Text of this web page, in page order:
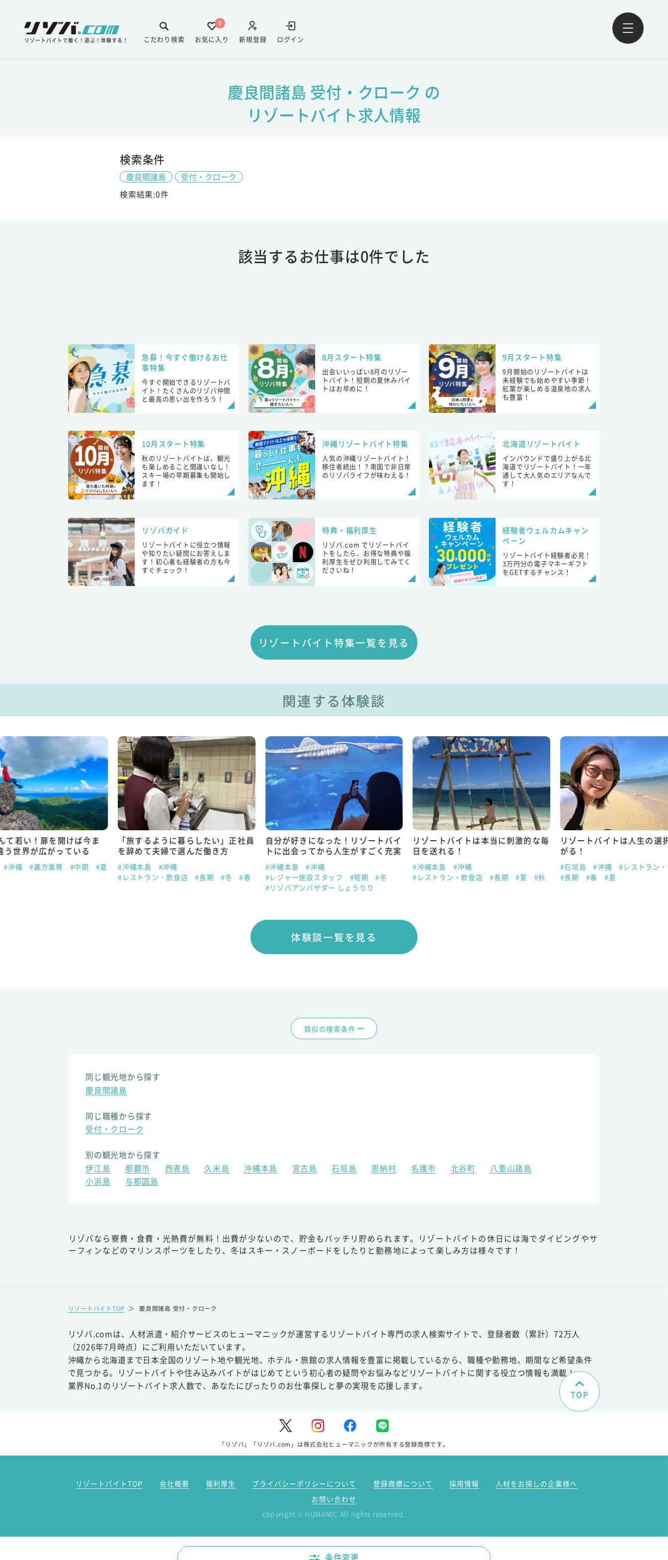
リゾートバイトで働く！遊ぶ！体験する！ ログイン
新規登録
0
お気に入り
こだわり検索
慶良間諸島 受付・クローク の
リゾートバイト求人情報
検索条件
慶良間諸島
受付・クローク
検索結果:0件
該当するお仕事は0件でした
急募！今すぐ働けるお仕
事特集
今すぐ開始できるリゾートバ
イト！たくさんのリゾバ仲間
と最高の思い出を作ろう！
8月スタート特集
出会いいっぱい8月のリゾー
トバイト！短期の夏休みバイ
トはお早めに！
9月スタート特集
9月開始のリゾートバイトは
未経験でも始めやすい季節！
紅葉が楽しめる温泉地の求人
も豊富！
10月スタート特集
秋のリゾートバイトは、観光
も楽しめること間違いなし！
スキー場の早期募集も開始し
ます！
沖縄リゾートバイト特集
人気の沖縄リゾートバイト！
移住者続出！？南国で非日常
のリゾバライフが味わえる！
北海道リゾートバイト
インバウンドで盛り上がる北
海道でリゾートバイト！一年
通して大人気のエリアなんで
す！
リゾバガイド
リゾートバイトに役立つ情報
や知りたい疑問にお答えしま
す！初心者も経験者の方も今
すぐチェック！
特典・福利厚生
リゾバ.com でリゾートバイ
トをしたら、お得な特典や福
利厚生をぜひ利用してみてく
ださいね！
経験者ウェルカムキャン
ペーン
リゾートバイト経験者必見！
3万円分の電子マネーギフト
をGETするチャンス！
リゾートバイト特集一覧を見る
関連する体験談
て若い！扉を開けば今ま
う世界が広がっている
#沖縄 #裏方業務 #中期 #夏
「旅するように暮らしたい」正社員
を辞めて夫婦で選んだ働き方
#沖縄本島
#沖縄
#レストラン・飲食店
#長期 #冬 #春
自分が好きになった！リゾートバイ
トに出会ってから人生がすごく充実
#沖縄本島
#沖縄
#レジャー施設スタッフ
#短期
#冬
#リゾバアンバサダー しょうりり
リゾートバイトは本当に刺激的な毎
日を送れる！
#沖縄本島
#沖縄
#レストラン・飲食店
#長期 #夏 #秋
リゾートバイトは人生の選
がる！
#石垣島 #沖縄
#レストラン
#長期
#春 #夏
体験談一覧を見る
類似の検索条件
同じ観光地から探す
慶良間諸島
同じ職種から探す
受付・クローク
別の観光地から探す
伊江島
那覇市 西表島 久米島 沖縄本島 宮古島 石垣島 恩納村 名護市 北谷町
八重山諸島
小浜島
与那国島
リゾバなら寮費・食費・光熱費が無料！出費が少ないので、貯金もバッチリ貯められます。リゾートバイトの休日には海でダイビングやサ
ーフィンなどのマリンスポーツをしたり、冬はスキー・スノーボードをしたりと勤務地によって楽しみ方は様々です！
リゾートバイトTOP ＞ 慶良間諸島 受付・クローク
リゾバ.comは、人材派遣・紹介サービスのヒューマニックが運営するリゾートバイト専門の求人検索サイトで、登録者数（累計）72万人
（2026年7月時点）にご利用いただいています。
沖縄から北海道まで日本全国のリゾート地や観光地、ホテル・旅館の求人情報を豊富に掲載しているから、職種や勤務地、期間など希望条件
で見つかる。リゾートバイトや住み込みバイトがはじめてという初心者の疑問やお悩みなどリゾートバイトに関する役立つ情報も満載！
業界No.1のリゾートバイト求人数で、あなたにぴったりのお仕事探しと夢の実現を応援します。
TOP
「リゾバ」「リゾバ.com」は株式会社ヒューマニックが所有する登録商標です。
リゾートバイトTOP 会社概要 福利厚生 プライバシーポリシーについて 登録商標について 採用情報
人材をお探しの企業様へ
お問い合わせ
copyright © HUMANIC All rights reserved.
条件変更